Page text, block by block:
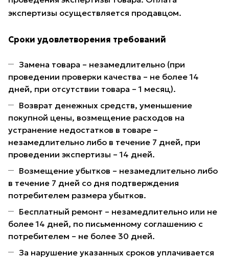
экспертизы осуществляется продавцом.
Сроки удовлетворения требований
Замена товара – незамедлительно (при
проведении проверки качества – не более 14
дней, при отсутствии товара – 1 месяц).
Возврат денежных средств, уменьшение
покупной цены, возмещение расходов на
устранение недостатков в товаре –
незамедлительно либо в течение 7 дней, при
проведении экспертизы – 14 дней.
Возмещение убытков – незамедлительно либо
в течение 7 дней со дня подтверждения
потребителем размера убытков.
Бесплатный ремонт – незамедлительно или не
более 14 дней, по письменному соглашению с
потребителем – не более 30 дней.
За нарушение указанных сроков уплачивается